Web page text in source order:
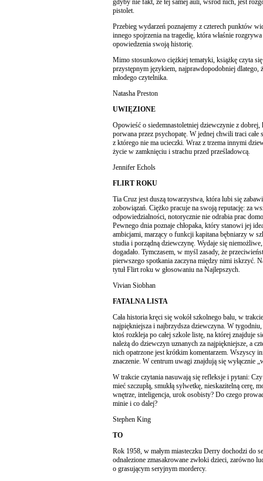
gdyby nie fakt, że tej samej auli, wśród nich, jest
pistolet.
Przebieg wydarzeń poznajemy z czterech punktów
innego spojrzenia na tragedię, która właśnie
opowiedzenia swoją historię.
Mimo stosunkowo ciężkiej tematyki, książkę czyta się
przystępnym językiem, najprawdopodobniej dlatego,
młodego czytelnika.
Natasha Preston
UWIĘZIONE
Opowieść o siedemnastoletniej dziewczynie z dobrej,
porwana przez psychopatę. W jednej chwili traci
z którego nie ma ucieczki. Wraz z trzema innymi
życie w zamknięciu i strachu przed prześladowcą.
Jennifer Echols
FLIRT ROKU
Tia Cruz jest duszą towarzystwa, która lubi się
zobowiązań. Ciężko pracuje na swoją reputację: za
odpowiedzialności, notorycznie nie odrabia prac
Pewnego dnia poznaje chłopaka, który stanowi jej
ambicjami, marzący o funkcji kapitana bębniarzy w
studia i porządną dziewczynę. Wydaje się
dogadało. Tymczasem, w myśl zasady, że
pierwszego spotkania zaczyna między nimi iskrzyć.
tytuł Flirt roku w głosowaniu na Najlepszych.
Vivian Siobhan
FATALNA LISTA
Cała historia kręci się wokół szkolnego balu, w
najpiękniejsza i najbrzydsza dziewczyna. W
ktoś rozkleja po całej szkole listę, na której znajduje
należą do dziewczyn uznanych za najpiękniejsze, a
nich opatrzone jest krótkim komentarzem. Wszyscy
znaczenie. W centrum uwagi znajdują się wyłącznie
W trakcie czytania nasuwają się refleksje i pytani:
mieć szczupłą, smukłą sylwetkę, nieskazitelną cerę,
wnętrze, inteligencja, urok osobisty? Do czego
minie i co dalej?
Stephen King
TO
Rok 1958, w małym miasteczku Derry dochodzi do
odnalezione zmasakrowane zwłoki dzieci, zarówno
o grasującym seryjnym mordercy.